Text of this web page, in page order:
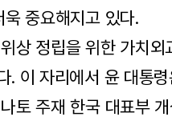
중요해지고 있다.
상 정립을 위한 가치
. 이 자리에서 윤 대통
토 주재 한국 대표부